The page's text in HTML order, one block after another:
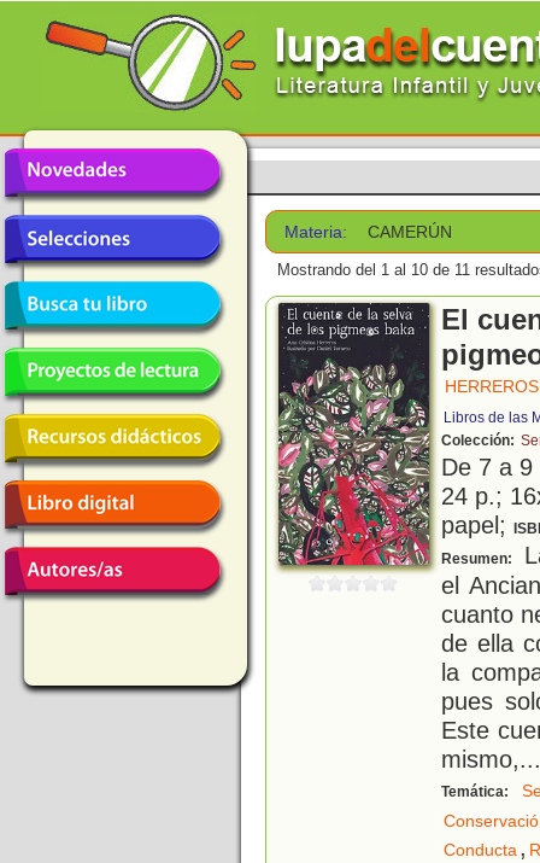
Materia: CAMERÚN
Mostrando del 1 al 10 de 11
El
Libros de las
Colección:
De 7 a
24 p.;
papel;
Resumen:
el
cuanto
de ella
la
pues
Este
mismo,...
Temática:
Conducta,